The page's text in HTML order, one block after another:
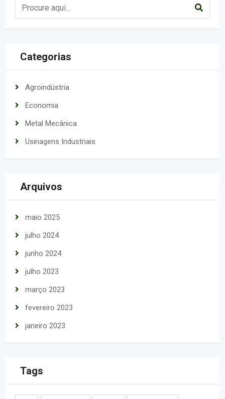
Categorias
Agroindústria
Economia
Metal Mecânica
Usinagens Industriais
Arquivos
maio 2025
julho 2024
junho 2024
julho 2023
março 2023
fevereiro 2023
janeiro 2023
Tags